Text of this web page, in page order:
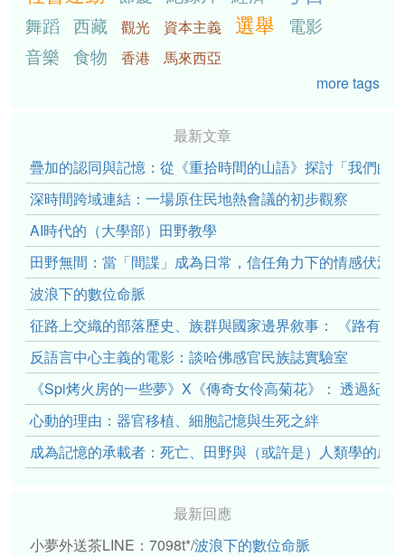
舞蹈 西藏 觀光 資本主義 選舉
電影
音樂 食物 香港
馬來西亞
more tags
最新文章
疊加的認同與記憶：從《重拾時間的山語》探討「我們的
深時間跨域連結：一場原住民地熱會議的初步觀察
AI時代的（大學部）田野教學
田野無間：當「間諜」成為日常，信任角力下的情感伏流
波浪下的數位命脈
征路上交織的部落歷史、族群與國家邊界敘事： 《路有
反語言中心主義的電影：談哈佛感官民族誌實驗室
《Spi烤火房的一些夢》X《傳奇女伶高菊花》： 透過紀
心動的理由：器官移植、細胞記憶與生死之絆
成為記憶的承載者：死亡、田野與（或許是）人類學的成
最新回應
小夢外送茶LINE：7098t*/波浪下的數位命脈